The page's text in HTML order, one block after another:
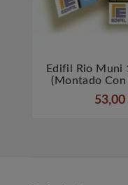

Edifil Rio Muni
(montado Con
53,00